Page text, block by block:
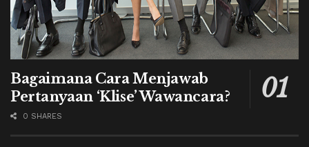
Bagaimana Cara Menjawab
Pertanyaan ‘Klise’ Wawancara?
0 SHARES